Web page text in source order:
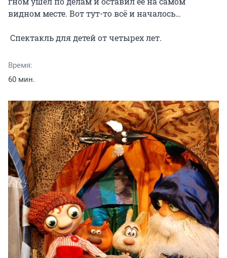
видном месте. Вот тут-то всё и началось…
Спектакль для детей от четырех лет.
Время:
60 мин.